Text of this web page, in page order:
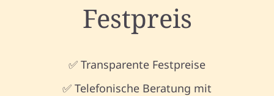
Festpreis
✅ Transparente Festpreise
✅ Telefonische Beratung mit